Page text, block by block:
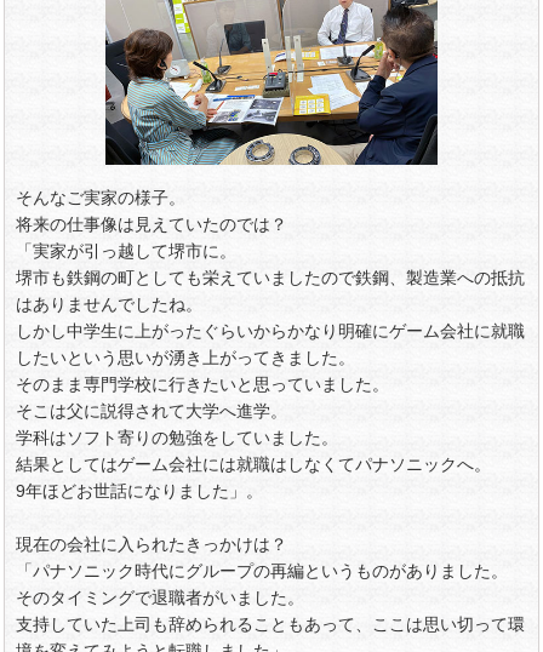
そんなご実家の様子。
将来の仕事像は見えていたのでは？
「実家が引っ越して堺市に。
堺市も鉄鋼の町としても栄えていましたので鉄鋼、製造業への抵抗
はありませんでしたね。
しかし中学生に上がったぐらいからかなり明確にゲーム会社に就職
したいという思いが湧き上がってきました。
そのまま専門学校に行きたいと思っていました。
そこは父に説得されて大学へ進学。
学科はソフト寄りの勉強をしていました。
結果としてはゲーム会社には就職はしなくてパナソニックへ。
9年ほどお世話になりました」。
現在の会社に入られたきっかけは？
「パナソニック時代にグループの再編というものがありました。
そのタイミングで退職者がいました。
支持していた上司も辞められることもあって、ここは思い切って環